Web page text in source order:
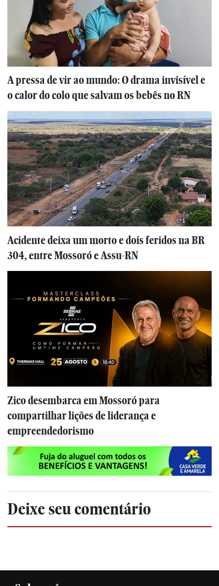
A pressa de vir ao mundo: O drama invisível e
o calor do colo que salvam os bebês no RN
Acidente deixa um morto e dois feridos na BR
304, entre Mossoró e Assu-RN
Zico desembarca em Mossoró para
compartilhar lições de liderança e
empreendedorismo
Deixe seu comentário